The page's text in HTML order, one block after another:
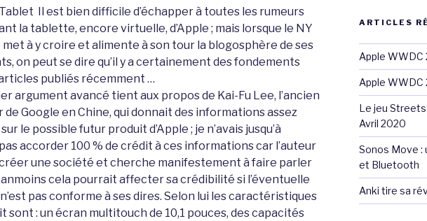
Il est bien difficile d’échapper à toutes les rumeurs
la tablette, encore virtuelle, d’Apple ; mais lorsque le NY
met à y croire et alimente à son tour la blogosphère de ses
on peut se dire qu’il y a certainement des fondements
publiés récemment …
argument avancé tient aux propos de Kai-Fu Lee, l’ancien
Google en Chine, qui donnait des informations assez
le possible futur produit d’Apple ; je n’avais jusqu’à
accorder 100 % de crédit à ces informations car l’auteur
une société et cherche manifestement à faire parler
cela pourrait affecter sa crédibilité si l’éventuelle
pas conforme à ses dires. Selon lui les caractéristiques
sont : un écran multitouch de 10,1 pouces, des capacités
ARTICLES
Apple WWDC
Apple WWDC
Le jeu
Avril 2020
Sonos Move :
et Bluetooth
Anki tire sa